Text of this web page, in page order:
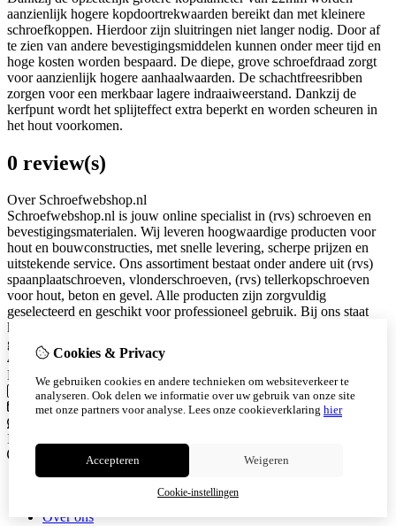
aanzienlijk hogere kopdoortrekwaarden bereikt dan met kleinere
schroefkoppen. Hierdoor zijn sluitringen niet langer nodig. Door af
te zien van andere bevestigingsmiddelen kunnen onder meer tijd en
hoge kosten worden bespaard. De diepe, grove schroefdraad zorgt
voor aanzienlijk hogere aanhaalwaarden. De schachtfreesribben
zorgen voor een merkbaar lagere indraaiweerstand. Dankzij de
kerfpunt wordt het splijteffect extra beperkt en worden scheuren in
het hout voorkomen.
0 review(s)
Over Schroefwebshop.nl
Schroefwebshop.nl is jouw online specialist in (rvs) schroeven en
bevestigingsmaterialen. Wij leveren hoogwaardige producten voor
hout en bouwconstructies, met snelle levering, scherpe prijzen en
uitstekende service. Ons assortiment bestaat onder andere uit (rvs)
spaanplaatschroeven, vlonderschroeven, (rvs) tellerkopschroeven
voor hout, beton en gevel. Alle producten zijn zorgvuldig
geselecteerd en geschikt voor professioneel gebruik. Bij ons staat
kwaliteit en klanttevredenheid centraal. Snel geleverd. Eerlijk
geprijsd. Betrouwbaar bevestigd. KVK: 94053340 Snijderstraat 2a
4255HS Nieuwendijk
Neem contact met ons op
Telefoon0615628101
info@schroefwebshop.nl
Instagram
Algemene voorwaarden
Over ons
Cookies & Privacy
We gebruiken cookies en andere technieken om websiteverkeer te
analyseren. Ook delen we informatie over uw gebruik van onze site
met onze partners voor analyse. Lees onze cookieverklaring hier
Accepteren Weigeren
Cookie-instellingen